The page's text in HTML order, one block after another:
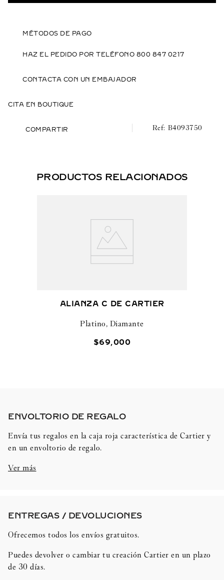
MÉTODOS DE PAGO
HAZ EL PEDIDO POR TELÉFONO 800 847 0217
CONTACTA CON UN EMBAJADOR
CITA EN BOUTIQUE
COMPARTIR B4093750
PRODUCTOS RELACIONADOS
ALIANZA C DE CARTIER
Platino, Diamante
$69,000
ENVOLTORIO DE REGALO​
Envía tus regalos en la caja roja característica de Cartier y
en un envoltorio de regalo.
Ver más
ENTREGAS / DEVOLUCIONES​
Ofrecemos todos los envíos gratuitos.
Puedes devolver o cambiar tu creación Cartier en un plazo
de 30 días.​